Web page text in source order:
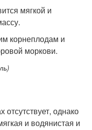
мягкой и
корнеплодам и
моркови.
отсутствует, однако
и водянистая и